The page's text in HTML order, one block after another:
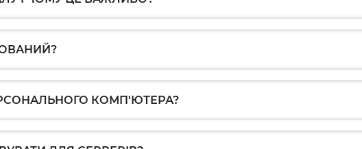
КОМП'ЮТЕРА?